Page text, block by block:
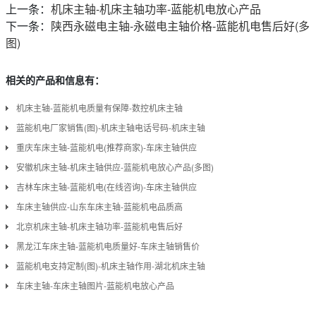
上一条： 机床主轴-机床主轴功率-蓝能机电放心产品
下一条： 陕西永磁电主轴-永磁电主轴价格-蓝能机电售后好(多
图)
相关的产品和信息有：
机床主轴-蓝能机电质量有保障-数控机床主轴
蓝能机电厂家销售(图)-机床主轴电话号码-机床主轴
重庆车床主轴-蓝能机电(推荐商家)-车床主轴供应
安徽机床主轴-机床主轴供应-蓝能机电放心产品(多图)
吉林车床主轴-蓝能机电(在线咨询)-车床主轴供应
车床主轴供应-山东车床主轴-蓝能机电品质高
北京机床主轴-机床主轴功率-蓝能机电售后好
黑龙江车床主轴-蓝能机电质量好-车床主轴销售价
蓝能机电支持定制(图)-机床主轴作用-湖北机床主轴
车床主轴-车床主轴图片-蓝能机电放心产品